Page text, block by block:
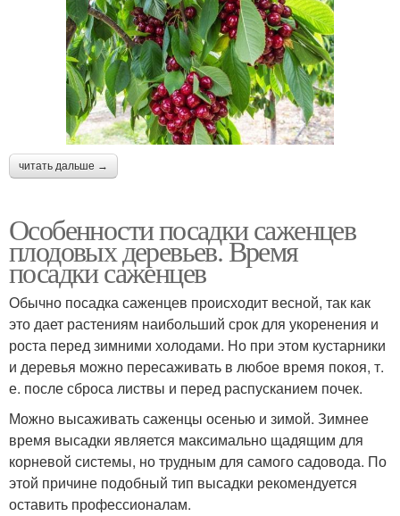
читать дальше →
Особенности посадки саженцев
плодовых деревьев. Время
посадки саженцев
Обычно посадка саженцев происходит весной, так как
это дает растениям наибольший срок для укоренения и
роста перед зимними холодами. Но при этом кустарники
и деревья можно пересаживать в любое время покоя, т.
е. после сброса листвы и перед распусканием почек.
Можно высаживать саженцы осенью и зимой. Зимнее
время высадки является максимально щадящим для
корневой системы, но трудным для самого садовода. По
этой причине подобный тип высадки рекомендуется
оставить профессионалам.